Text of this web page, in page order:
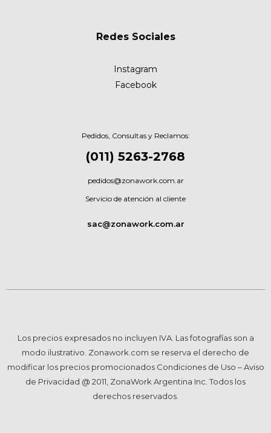
Redes Sociales
Instagram
Facebook
Pedidos, Consultas y Reclamos:
(011) 5263-2768
pedidos@zonawork.com.ar
Servicio de atención al cliente
sac@zonawork.com.ar
Los precios expresados no incluyen IVA. Las fotografías son a
modo ilustrativo. Zonawork.com se reserva el derecho de
modificar los precios promocionados Condiciones de Uso – Aviso
de Privacidad @ 2011, ZonaWork Argentina Inc. Todos los
derechos reservados.